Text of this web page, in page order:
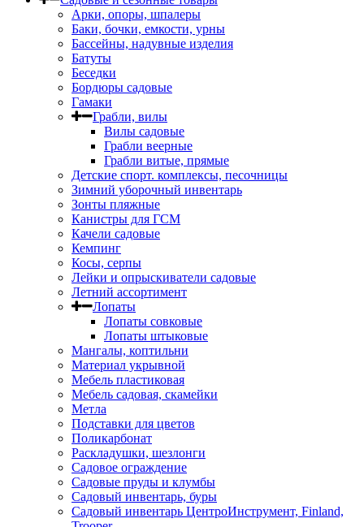
Арки, опоры, шпалеры
Баки, бочки, емкости, урны
Бассейны, надувные изделия
Батуты
Беседки
Бордюры садовые
Гамаки
Грабли, вилы
Вилы садовые
Грабли веерные
Грабли витые, прямые
Детские спорт. комплексы, песочницы
Зимний уборочный инвентарь
Зонты пляжные
Канистры для ГСМ
Качели садовые
Кемпинг
Косы, серпы
Лейки и опрыскиватели садовые
Летний ассортимент
Лопаты
Лопаты совковые
Лопаты штыковые
Мангалы, коптильни
Материал укрывной
Мебель пластиковая
Мебель садовая, скамейки
Метла
Подставки для цветов
Поликарбонат
Раскладушки, шезлонги
Садовое ограждение
Садовые пруды и клумбы
Садовый инвентарь, буры
Садовый инвентарь ЦентроИнструмент, Finland,